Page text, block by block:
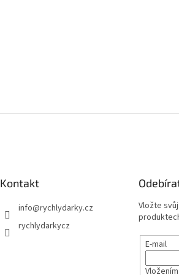
Kontakt
info@rychlydarky.cz
rychlydarkycz
Vložte
E-mail